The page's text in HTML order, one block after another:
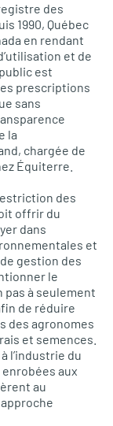
des
1990, Québec
en rendant
et de
est
prescriptions
sans
la
chargée de
Équiterre.
des
offrir du
dans
et
gestion des
le
pas à seulement
de réduire
des agronomes
et semences.
l’industrie du
aux
au